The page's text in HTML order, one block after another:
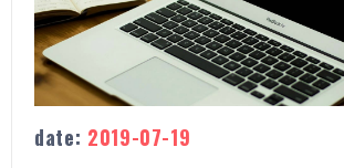
date: 2019-07-19